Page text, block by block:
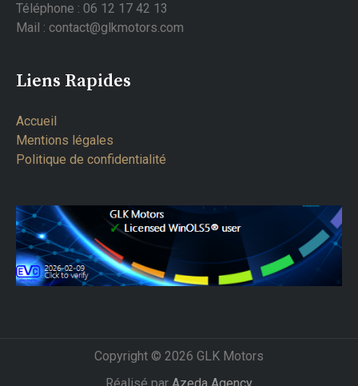
Téléphone : 06 12 17 42 13
Mail : contact@glkmotors.com
Liens Rapides
Accueil
Mentions légales
Politique de confidentialité
Copyright © 2026 GLK Motors